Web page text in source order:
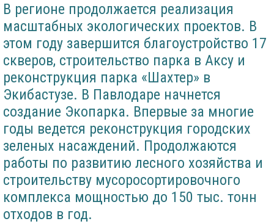
В регионе продолжается реализация
масштабных экологических проектов. В
этом году завершится благоустройство 17
скверов, строительство парка в Аксу и
реконструкция парка «Шахтер» в
Экибастузе. В Павлодаре начнется
создание Экопарка. Впервые за многие
годы ведется реконструкция городских
зеленых насаждений. Продолжаются
работы по развитию лесного хозяйства и
строительству мусоросортировочного
комплекса мощностью до 150 тыс. тонн
отходов в год.